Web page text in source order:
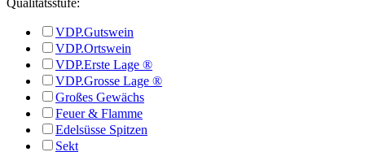
VDP.Gutswein
VDP.Ortswein
VDP.Erste Lage ®
VDP.Grosse Lage ®
Großes Gewächs
Feuer & Flamme
Edelsüsse Spitzen
Sekt